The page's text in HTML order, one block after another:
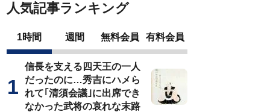
人気記事ランキング
1時間 週間 無料会員 有料会員
信長を支える四天王の一人
だったのに…秀吉にハメら
れて｢清須会議｣に出席でき
なかった武将の哀れな末路